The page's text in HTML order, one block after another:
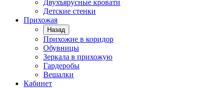
Двухъярусные кровати
Детские стенки
Прихожая
Назад
Прихожие в коридор
Обувницы
Зеркала в прихожую
Гардеробы
Вешалки
Кабинет